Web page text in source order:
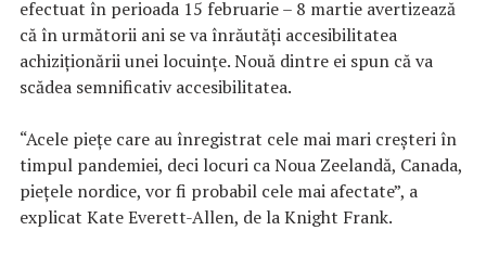
efectuat în perioada 15 februarie – 8 martie avertizează
că în următorii ani se va înrăutăţi accesibilitatea
achiziţionării unei locuinţe. Nouă dintre ei spun că va
scădea semnificativ accesibilitatea.
“Acele pieţe care au înregistrat cele mai mari creşteri în
timpul pandemiei, deci locuri ca Noua Zeelandă, Canada,
pieţele nordice, vor fi probabil cele mai afectate”, a
explicat Kate Everett-Allen, de la Knight Frank.